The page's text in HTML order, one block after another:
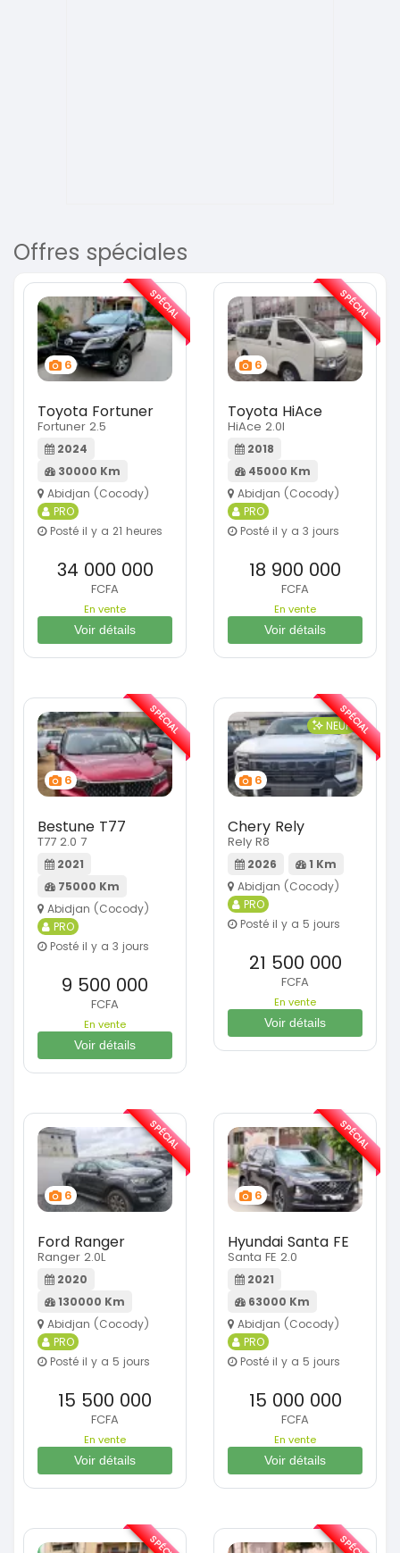
Offres spéciales
6
Toyota Fortuner
Fortuner 2.5
2024
30000 Km
Abidjan (Cocody)
PRO
Posté il y a 21 heures
34 000 000
FCFA
En vente
Voir détails
SPÉCIAL
6
Toyota HiAce
HiAce 2.0l
2018
45000 Km
Abidjan (Cocody)
PRO
Posté il y a 3 jours
18 900 000
FCFA
En vente
Voir détails
SPÉCIAL
6
Bestune T77
T77 2.0 7
2021
75000 Km
Abidjan (Cocody)
PRO
Posté il y a 3 jours
9 500 000
FCFA
En vente
Voir détails
SPÉCIAL
6
NEUF
Chery Rely
Rely R8
2026
1 Km
Abidjan (Cocody)
PRO
Posté il y a 5 jours
21 500 000
FCFA
En vente
Voir détails
SPÉCIAL
6
Ford Ranger
Ranger 2.0L
2020
130000 Km
Abidjan (Cocody)
PRO
Posté il y a 5 jours
15 500 000
FCFA
En vente
Voir détails
SPÉCIAL
6
Hyundai Santa FE
Santa FE 2.0
2021
63000 Km
Abidjan (Cocody)
PRO
Posté il y a 5 jours
15 000 000
FCFA
En vente
Voir détails
SPÉCIAL